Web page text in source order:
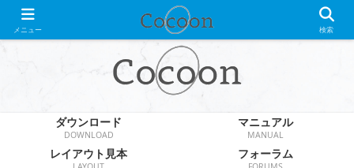
WordPress無料テーマ
ダウンロード
DOWNLOAD
マニュアル
MANUAL
レイアウト見本 フォーラム
メニュー 検索